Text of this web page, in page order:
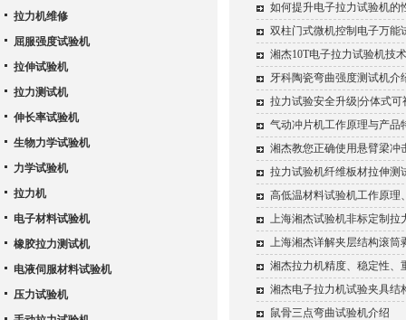
如何提升电子拉力试验机的
双柱门式微机控制电子万能
湘杰10T电子拉力试验机技
牙科陶瓷弯曲强度测试机介
拉力试验安全升级|分体式可
气动冲片机工作原理与产品
湘杰教您正确使用悬臂梁冲
拉力试验机纤维板材拉伸测
高低温材料试验机工作原理
上海湘杰试验机非标定制拉
上海湘杰详解夹层结构滚筒
湘杰拉力机精度、稳定性、
湘杰电子拉力机试验夹具结
鼠骨三点弯曲试验机介绍
拉力机维修
屈服强度试验机
拉伸试验机
拉力测试机
伸长率试验机
生物力学试验机
力学试验机
拉力机
电子材料试验机
橡胶拉力测试机
电液伺服材料试验机
压力试验机